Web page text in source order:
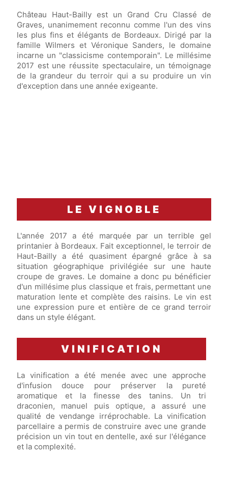
Château Haut-Bailly est un Grand Cru Classé de
Graves, unanimement reconnu comme l'un des vins
les plus fins et élégants de Bordeaux. Dirigé par la
famille Wilmers et Véronique Sanders, le domaine
incarne un "classicisme contemporain". Le millésime
2017 est une réussite spectaculaire, un témoignage
de la grandeur du terroir qui a su produire un vin
d'exception dans une année exigeante.
LE VIGNOBLE
L'année 2017 a été marquée par un terrible gel
printanier à Bordeaux. Fait exceptionnel, le terroir de
Haut-Bailly a été quasiment épargné grâce à sa
situation géographique privilégiée sur une haute
croupe de graves. Le domaine a donc pu bénéficier
d'un millésime plus classique et frais, permettant une
maturation lente et complète des raisins. Le vin est
une expression pure et entière de ce grand terroir
dans un style élégant.
VINIFICATION
La vinification a été menée avec une approche
d'infusion douce pour préserver la pureté
aromatique et la finesse des tanins. Un tri
draconien, manuel puis optique, a assuré une
qualité de vendange irréprochable. La vinification
parcellaire a permis de construire avec une grande
précision un vin tout en dentelle, axé sur l'élégance
et la complexité.